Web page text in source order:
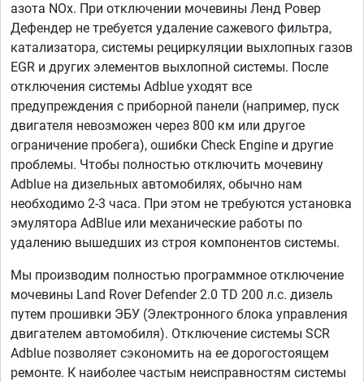
азота NOx. При отключении мочевины Ленд Ровер
Дефендер не требуется удаление сажевого фильтра,
катализатора, системы рециркуляции выхлопных газов
EGR и других элементов выхлопной системы. После
отключения системы Adblue уходят все
предупреждения с приборной панели (например, пуск
двигателя невозможен через 800 км или другое
ограничение пробега), ошибки Check Engine и другие
проблемы. Чтобы полностью отключить мочевину
Adblue на дизельных автомобилях, обычно нам
необходимо 2-3 часа. При этом не требуются установка
эмулятора AdBlue или механические работы по
удалению вышедших из строя компонентов системы.
Мы производим полностью программное отключение
мочевины Land Rover Defender 2.0 TD 200 л.с. дизель
путем прошивки ЭБУ (Электронного блока управления
двигателем автомобиля). Отключение системы SCR
Adblue позволяет сэкономить на ее дорогостоящем
ремонте. К наиболее частым неисправностям системы